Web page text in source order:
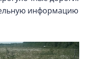
информацию